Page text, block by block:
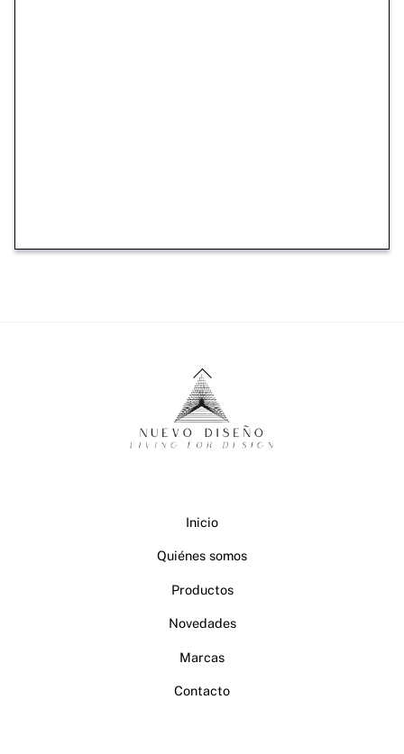
Back
To
Top
Inicio
Quiénes somos
Productos
Novedades
Marcas
Contacto